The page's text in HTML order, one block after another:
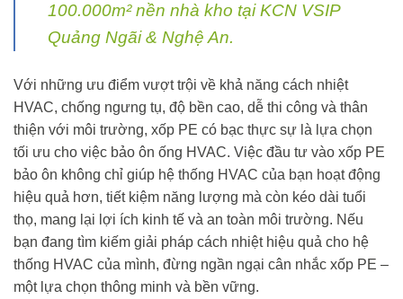
100.000m² nền nhà kho tại KCN VSIP
Quảng Ngãi & Nghệ An.
Với những ưu điểm vượt trội về khả năng cách nhiệt
HVAC, chống ngưng tụ, độ bền cao, dễ thi công và thân
thiện với môi trường, xốp PE có bạc thực sự là lựa chọn
tối ưu cho việc bảo ôn ống HVAC. Việc đầu tư vào xốp PE
bảo ôn không chỉ giúp hệ thống HVAC của bạn hoạt động
hiệu quả hơn, tiết kiệm năng lượng mà còn kéo dài tuổi
thọ, mang lại lợi ích kinh tế và an toàn môi trường. Nếu
bạn đang tìm kiếm giải pháp cách nhiệt hiệu quả cho hệ
thống HVAC của mình, đừng ngần ngại cân nhắc xốp PE –
một lựa chọn thông minh và bền vững.